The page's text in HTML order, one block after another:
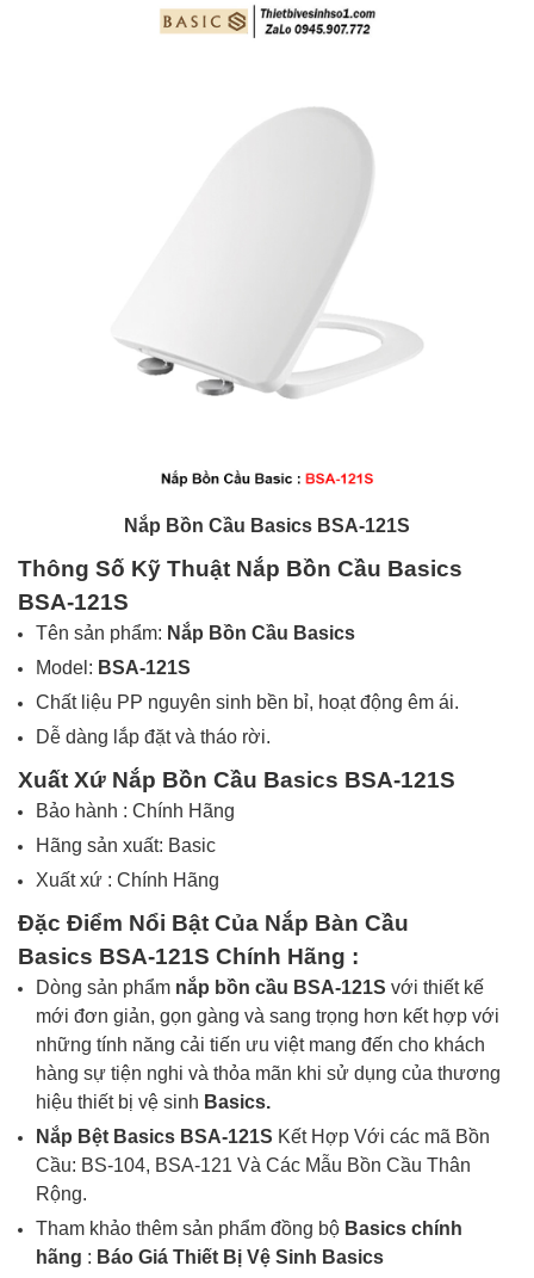
Nắp Bồn Cầu Basics BSA-121S
Thông Số Kỹ Thuật Nắp Bồn Cầu Basics
BSA-121S
Tên sản phẩm: Nắp Bồn Cầu Basics
Model: BSA-121S
Chất liệu PP nguyên sinh bền bỉ, hoạt động êm ái.
Dễ dàng lắp đặt và tháo rời.
Xuất Xứ Nắp Bồn Cầu Basics BSA-121S
Bảo hành : Chính Hãng
Hãng sản xuất: Basic
Xuất xứ : Chính Hãng
Đặc Điểm Nổi Bật Của Nắp Bàn Cầu
Basics BSA-121S Chính Hãng :
Dòng sản phẩm nắp bồn cầu BSA-121S với thiết kế
mới đơn giản, gọn gàng và sang trọng hơn kết hợp với
những tính năng cải tiến ưu việt mang đến cho khách
hàng sự tiện nghi và thỏa mãn khi sử dụng của thương
hiệu thiết bị vệ sinh Basics.
Nắp Bệt Basics BSA-121S Kết Hợp Với các mã Bồn
Cầu: BS-104, BSA-121 Và Các Mẫu Bồn Cầu Thân
Rộng.
Tham khảo thêm sản phẩm đồng bộ Basics chính
hãng : Báo Giá Thiết Bị Vệ Sinh Basics